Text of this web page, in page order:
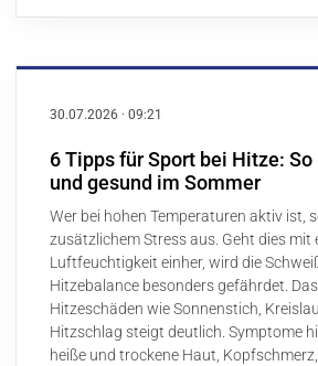
30.07.2026 · 09:21
6 Tipps für Sport bei Hitze:
und gesund im Sommer
Wer bei hohen Temperaturen aktiv ist,
zusätzlichem Stress aus. Geht dies mit
Luftfeuchtigkeit einher, wird die
Hitzebalance besonders gefährdet.
Hitzeschäden wie Sonnenstich,
Hitzschlag steigt deutlich. Symptome
heiße und trockene Haut,